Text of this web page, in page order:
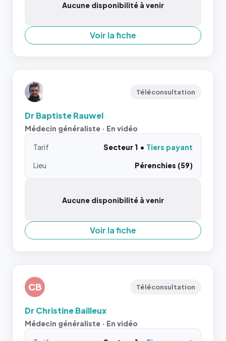
Aucune disponibilité à venir
Voir la fiche
Téléconsultation
Dr Baptiste Rauwel
Médecin généraliste · En vidéo
Tarif Secteur 1
Tiers payant
Lieu
Pérenchies (59)
Aucune disponibilité à venir
Voir la fiche
CB Téléconsultation
Dr Christine Bailleux
Médecin généraliste · En vidéo